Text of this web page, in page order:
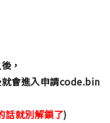
，
會進入申請code.bin
話就別解鎖了)